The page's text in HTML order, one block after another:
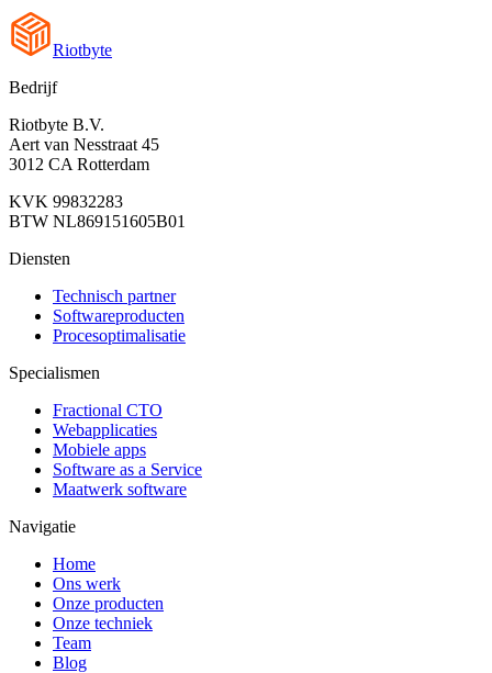
Riotbyte
Bedrijf
Riotbyte B.V.
Aert van Nesstraat 45
3012 CA Rotterdam
KVK 99832283
BTW NL869151605B01
Diensten
Technisch partner
Softwareproducten
Procesoptimalisatie
Specialismen
Fractional CTO
Webapplicaties
Mobiele apps
Software as a Service
Maatwerk software
Navigatie
Home
Ons werk
Onze producten
Onze techniek
Team
Blog